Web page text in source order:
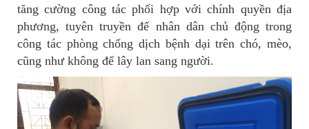
tăng cường công tác phối hợp với chính quyền địa
phương, tuyên truyền để nhân dân chủ động trong
công tác phòng chống dịch bệnh dại trên chó, mèo,
cũng như không để lây lan sang người.